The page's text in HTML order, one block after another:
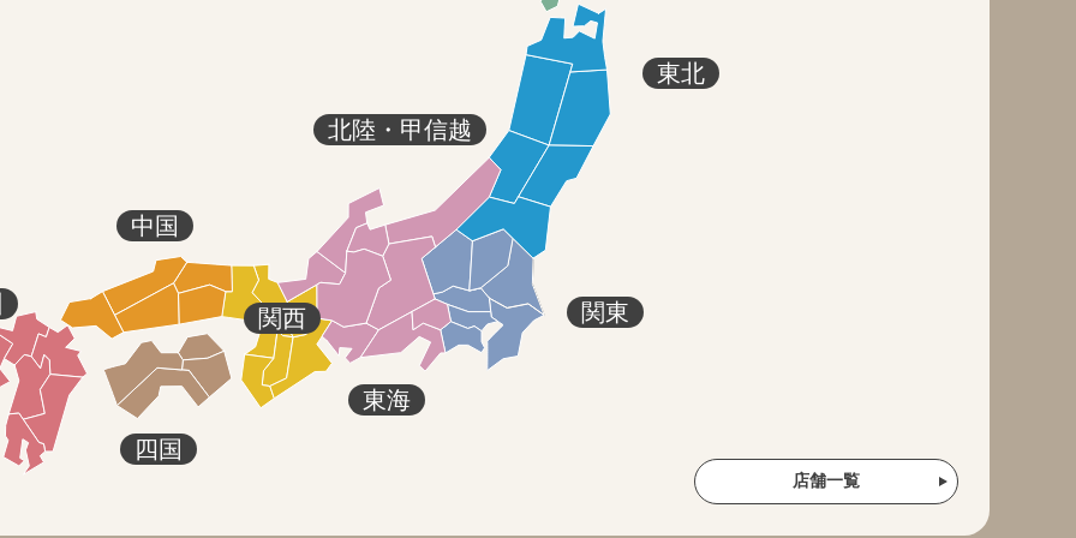
東北
関東
北陸・甲信越
東海
関西
四国
中国
店舗一覧